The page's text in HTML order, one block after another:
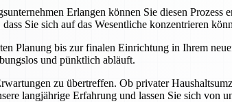
Erlangen können Sie diesen Prozess
Sie sich auf das Wesentliche konzentrieren
Planung bis zur finalen Einrichtung in Ihrem
und pünktlich abläuft.
zu übertreffen. Ob privater
langjährige Erfahrung und lassen Sie sich von